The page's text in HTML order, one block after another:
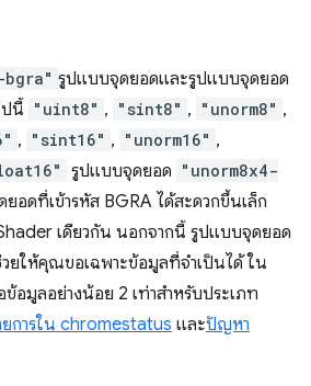
bgra" รูปแบบจุดยอดและรูปแบบจุดยอด
นี้ "uint8" , "sint8" , "unorm8" ,
, "sint16" , "unorm16" ,
รูปแบบจุดยอด "unorm8x4-
อดที่เข้ารหัส BGRA ได้สะดวกขึ้นเล็ก
เดียวกัน นอกจากนี้ รูปแบบจุดยอด
ยให้คุณขอเฉพาะข้อมูลที่จำเป็นได้ ใน
มูลอย่างน้อย 2 เท่าสำหรับประเภท
ยการใน chromestatus และปัญหา